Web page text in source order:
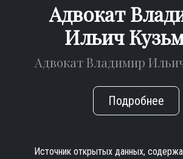
Адвокат
Ильич
Адвокат Владимир
Подробнее
Источник открытых данных,